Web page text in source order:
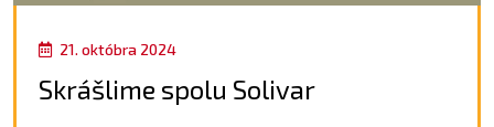
21. októbra 2024
Skrášlime spolu Solivar